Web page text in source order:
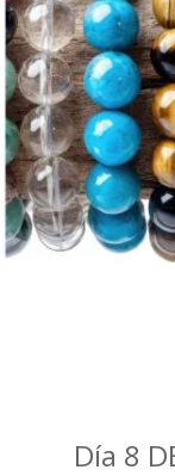
Día 8